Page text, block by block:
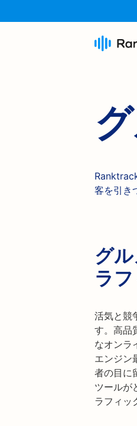
客を引き
グ
ラ
活気と競
す。高品
なオンラ
エンジン
者の目に
ツールが
ラフィッ